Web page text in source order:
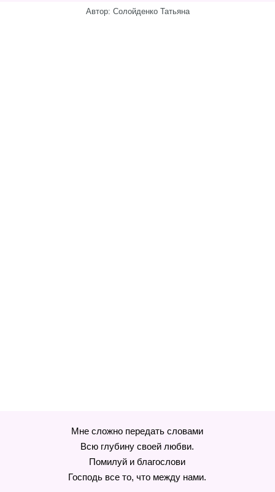
Автор: Солойденко Татьяна
Мне сложно передать словами
Всю глубину своей любви.
Помилуй и благослови
Господь все то, что между нами.